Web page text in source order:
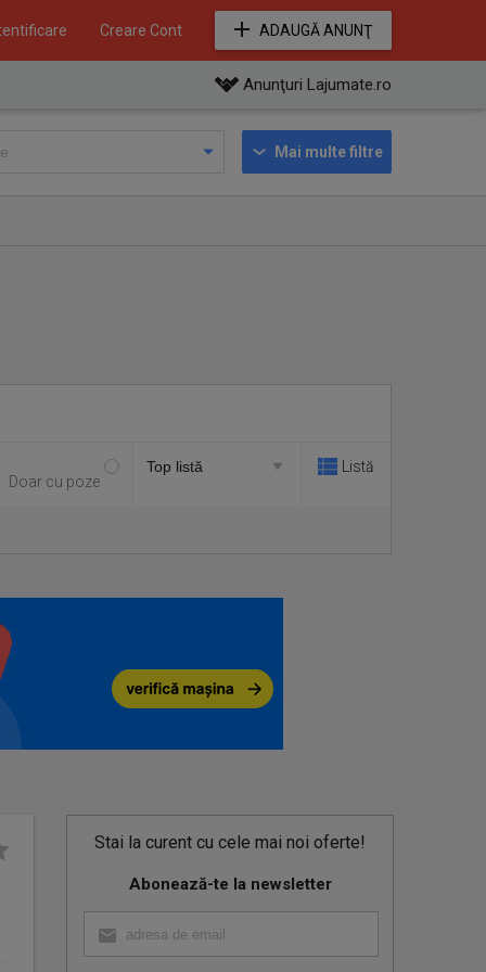
Creare Cont ADAUGĂ ANUNŢ
Anunţuri Lajumate.ro
Mai multe filtre
Doar cu poze
Listă
Stai la curent cu cele mai noi oferte!
Abonează-te la newsletter